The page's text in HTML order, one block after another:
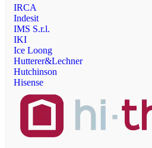
IRCA
Indesit
IMS S.r.l.
IKI
Ice Loong
Hutterer&Lechner
Hutchinson
Hisense